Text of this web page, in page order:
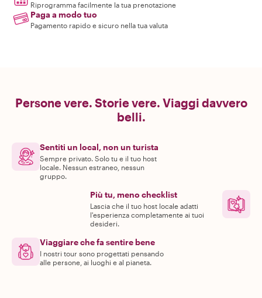
Riprogramma facilmente la tua prenotazione
Paga a modo tuo
Pagamento rapido e sicuro nella tua valuta
Persone vere. Storie vere. Viaggi davvero
belli.
Sentiti un local, non un turista
Sempre privato. Solo tu e il tuo host
locale. Nessun estraneo, nessun
gruppo.
Più tu, meno checklist
Lascia che il tuo host locale adatti
l'esperienza completamente ai tuoi
desideri.
Viaggiare che fa sentire bene
I nostri tour sono progettati pensando
alle persone, ai luoghi e al pianeta.